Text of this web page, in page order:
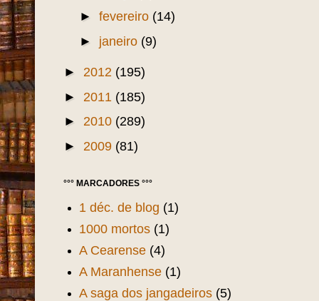
► fevereiro (14)
► janeiro (9)
► 2012 (195)
► 2011 (185)
► 2010 (289)
► 2009 (81)
°°° MARCADORES °°°
1 déc. de blog (1)
1000 mortos (1)
A Cearense (4)
A Maranhense (1)
A saga dos jangadeiros (5)